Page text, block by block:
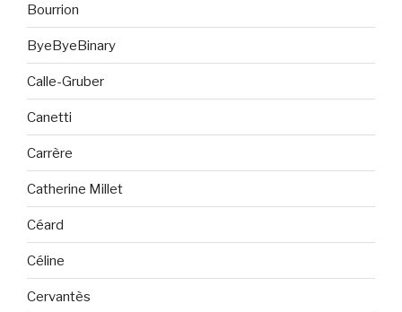
Bourrion
ByeByeBinary
Calle-Gruber
Canetti
Carrère
Catherine Millet
Céard
Céline
Cervantès